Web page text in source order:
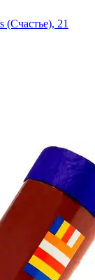
(Счастье), 21